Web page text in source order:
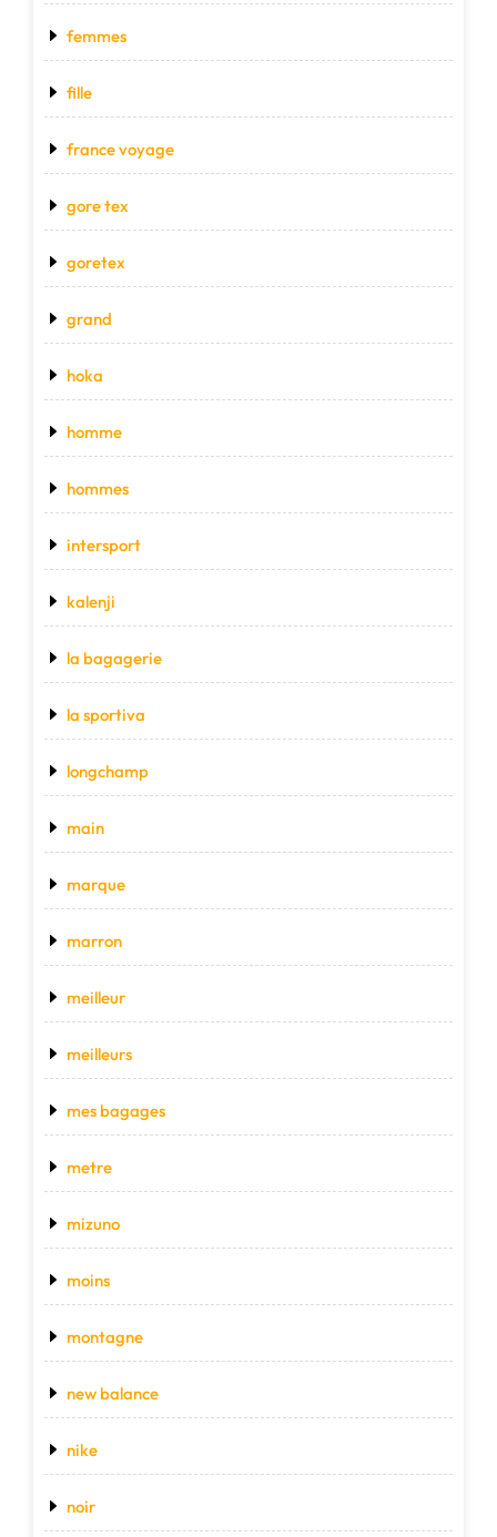
femmes
fille
france voyage
gore tex
goretex
grand
hoka
homme
hommes
intersport
kalenji
la bagagerie
la sportiva
longchamp
main
marque
marron
meilleur
meilleurs
mes bagages
metre
mizuno
moins
montagne
new balance
nike
noir